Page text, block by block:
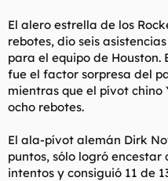
El alero estrella de los
rebotes, dio seis
para el equipo de Houston.
fue el factor sorpresa del
mientras que el pívot chino
ocho rebotes.
El ala-pívot alemán Dirk
puntos, sólo logró encestar
intentos y consiguió 11 de